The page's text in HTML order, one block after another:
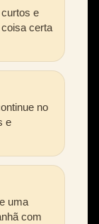
e
certa
no
e
uma
com